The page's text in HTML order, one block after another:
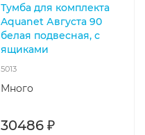
Тумба для комплекта
Aquanet Августа 90
белая подвесная, с
ящиками
5013
Много
30486 ₽